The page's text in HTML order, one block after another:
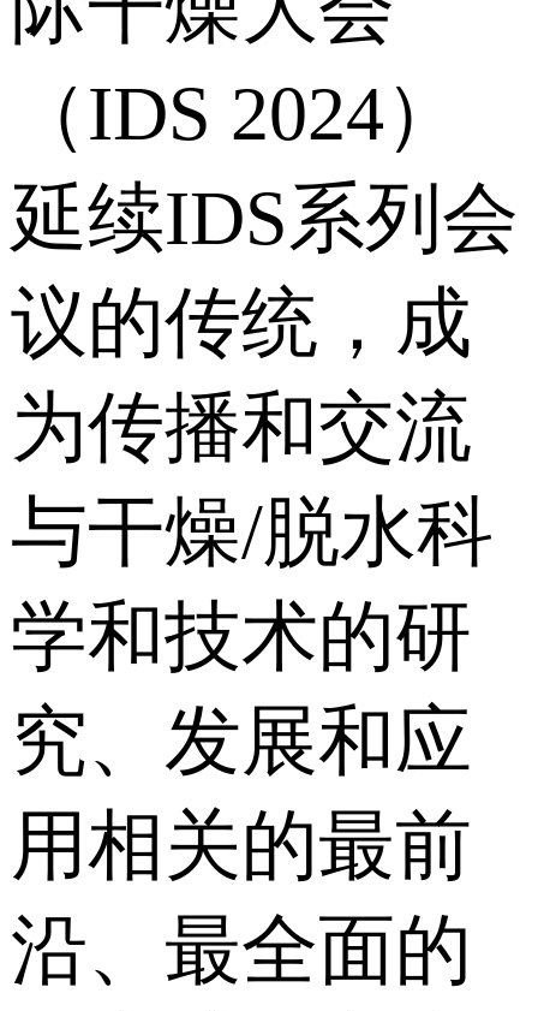
（IDS 2024）
延续IDS系列会
议的传统，成
为传播和交流
与干燥/脱水科
学和技术的研
究、发展和应
用相关的最前
沿、最全面的